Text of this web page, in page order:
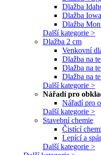
Dlažba
Dlažba
Dlažba
Další kategorie >
Dlažba 2 cm
Venkovní
Dlažba na
Dlažba na
Dlažba na
Další kategorie >
Nářadí pro
Nářadí pro
Další kategorie >
Stavební chemie
Čistící
Lepící a
Další kategorie >